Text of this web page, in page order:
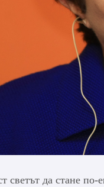
светът да стане по-